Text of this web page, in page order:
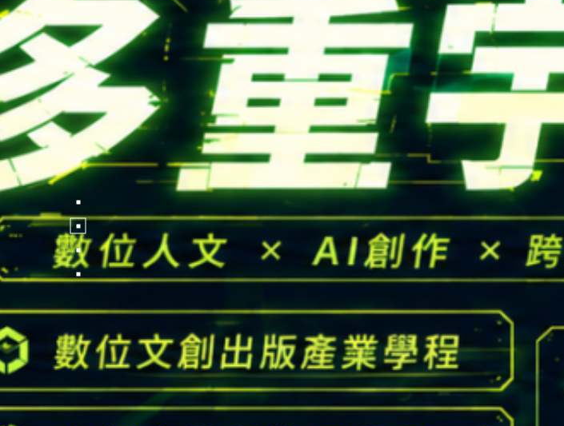
FOLLOW US
National Tsing Hua University © Copyright All Rights Reserved.
蘋果網頁設計